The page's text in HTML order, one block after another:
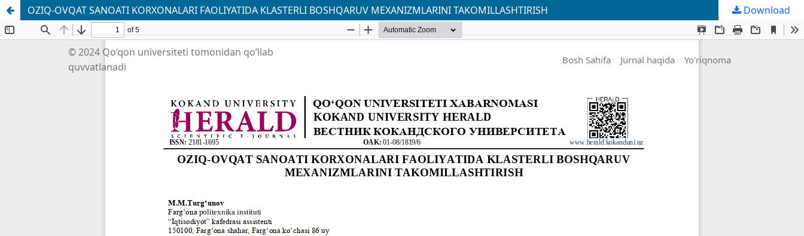
OZIQ-OVQAT SANOATI KORXONALARI FAOLIYATIDA KLASTERLI BOSHQARUV MEXANIZMLARINI TAKOMILLASHTIRISH Download
© 2024 Qo‘qon universiteti tomonidan qo‘llab
quvvatlanadi
Bosh Sahifa Jurnal haqida Yo'riqnoma